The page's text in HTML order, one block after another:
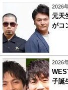
2026
元天
がコ
2026
子誕